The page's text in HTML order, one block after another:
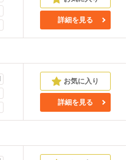
詳細を見る
詳細を見る